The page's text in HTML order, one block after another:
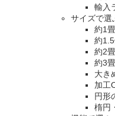
輸入
サイズで選
約1
約
約2
約3
大き
加工
円形
楕円